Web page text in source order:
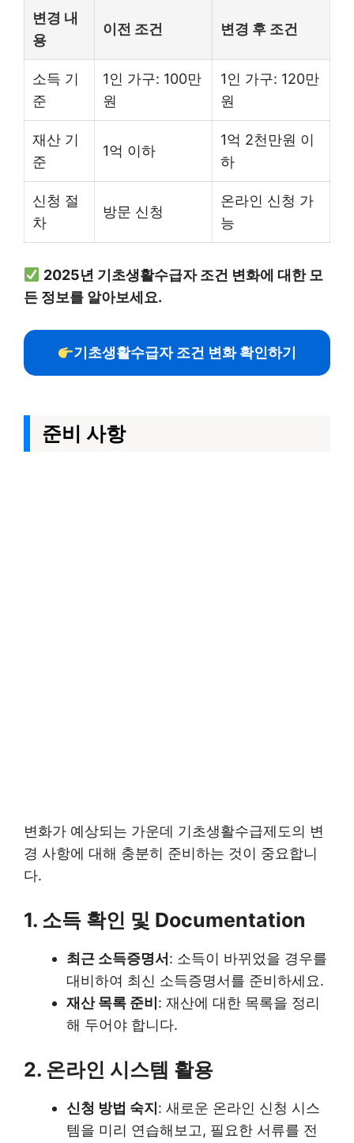
변경 내
용
이전 조건 변경 후 조건
소득 기
준
1인 가구: 100만
원
1인 가구: 120만
원
재산 기
준
1억 이하
1억 2천만원 이
하
신청 절
차
방문 신청
온라인 신청 가
능
2025년 기초생활수급자 조건 변화에 대한 모
든 정보를 알아보세요.
기초생활수급자 조건 변화 확인하기
준비 사항
변화가 예상되는 가운데 기초생활수급제도의 변
경 사항에 대해 충분히 준비하는 것이 중요합니
다.
1. 소득 확인 및 Documentation
최근 소득증명서 : 소득이 바뀌었을 경우를
대비하여 최신 소득증명서를 준비하세요.
재산 목록 준비 : 재산에 대한 목록을 정리
해 두어야 합니다.
2. 온라인 시스템 활용
신청 방법 숙지 : 새로운 온라인 신청 시스
템을 미리 연습해보고, 필요한 서류를 전